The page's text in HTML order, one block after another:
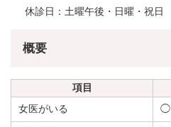
休診日：土曜午後・日曜・祝日
概要
項目
女医がいる
◯